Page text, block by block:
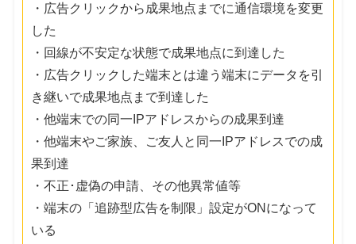
・広告クリックから成果地点までに通信環境を変更
した
・回線が不安定な状態で成果地点に到達した
・広告クリックした端末とは違う端末にデータを引
き継いで成果地点まで到達した
・他端末での同一IPアドレスからの成果到達
・他端末やご家族、ご友人と同一IPアドレスでの成
果到達
・不正･虚偽の申請、その他異常値等
・端末の「追跡型広告を制限」設定がONになって
いる